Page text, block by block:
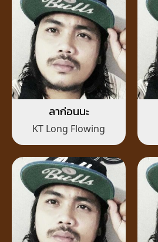
ลาก่อนนะ
KT Long Flowing